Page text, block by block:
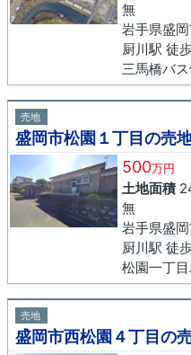
無
岩手県盛
厨川駅 徒
三馬橋バ
売地
盛岡市松園１丁目の売
500万円
土地面積
無
岩手県盛
厨川駅 徒
松園一丁
売地
盛岡市西松園４丁目の